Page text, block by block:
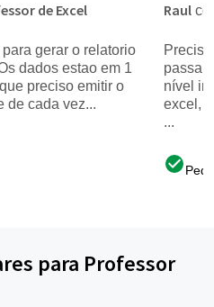
de Excel
gerar o relatorio
dados estao em 1
preciso emitir o
de cada vez...
Raul
passar
nível
excel,
...
para Professor